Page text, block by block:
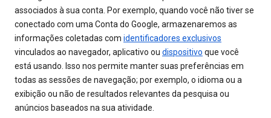
associados à sua conta. Por exemplo, quando você não tiver se
conectado com uma Conta do Google, armazenaremos as
informações coletadas com identificadores exclusivos
vinculados ao navegador, aplicativo ou dispositivo que você
está usando. Isso nos permite manter suas preferências em
todas as sessões de navegação; por exemplo, o idioma ou a
exibição ou não de resultados relevantes da pesquisa ou
anúncios baseados na sua atividade.